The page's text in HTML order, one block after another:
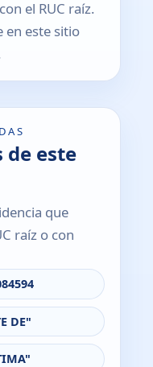
el RUC raíz.
en este sitio
de este
que
raíz o con
DE"